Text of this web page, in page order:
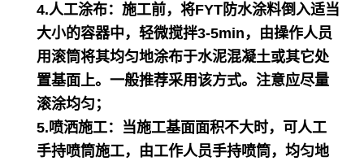
4.人工涂布： 施工前，将FYT防水涂料倒入适当
大小的容器中，轻微搅拌3-5min，由操作人员
用滚筒将其均匀地涂布于水泥混凝土或其它处
置基面上。一般推荐采用该方式。注意应尽量
滚涂均匀；
5.喷洒施工： 当施工基面面积不大时，可人工
手持喷筒施工，由工作人员手持喷筒，均匀地